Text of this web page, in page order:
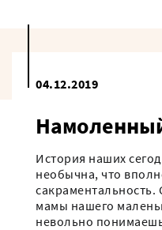
04.12.2019
История наших
необычна, что
мамы нашего
невольно